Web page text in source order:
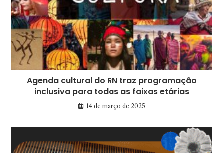
Agenda cultural do RN traz programação
inclusiva para todas as faixas etárias
14 de março de 2025